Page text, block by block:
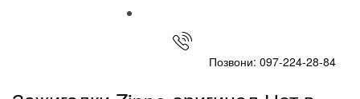
Позвони: 097-224-28-84